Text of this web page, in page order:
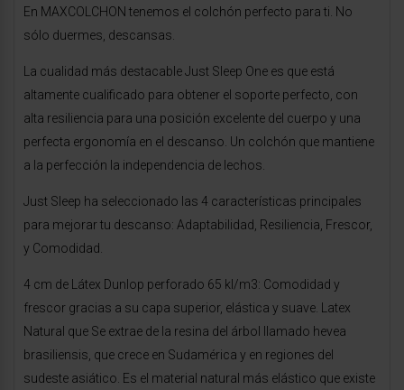
En MAXCOLCHON tenemos el colchón perfecto para ti. No
sólo duermes, descansas.
La cualidad más destacable Just Sleep One es que está
altamente cualificado para obtener el soporte perfecto, con
alta resiliencia para una posición excelente del cuerpo y una
perfecta ergonomía en el descanso. Un colchón que mantiene
a la perfección la independencia de lechos.
Just Sleep ha seleccionado las 4 características principales
para mejorar tu descanso: Adaptabilidad, Resiliencia, Frescor,
y Comodidad.
4 cm de Látex Dunlop perforado 65 kl/m3: Comodidad y
frescor gracias a su capa superior, elástica y suave. Latex
Natural que Se extrae de la resina del árbol llamado hevea
brasiliensis, que crece en Sudamérica y en regiones del
sudeste asiático. Es el material natural más elástico que existe